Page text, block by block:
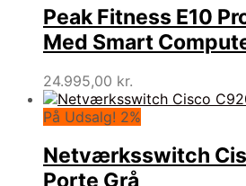
26.512,00 kr..
Peak Fitness E10
Med Smart
24.995,00 kr.
På Udsalg! 2%
Netværksswitch
Porte Grå